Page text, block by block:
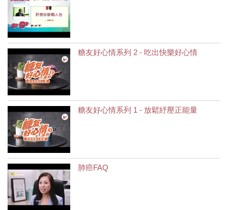
糖友好心情系列 2 - 吃出快樂好心情
糖友好心情系列 1 - 放鬆紓壓正能量
肺癌FAQ